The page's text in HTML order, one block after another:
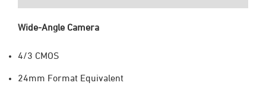
Wide-Angle Camera
4/3 CMOS
24mm Format Equivalent